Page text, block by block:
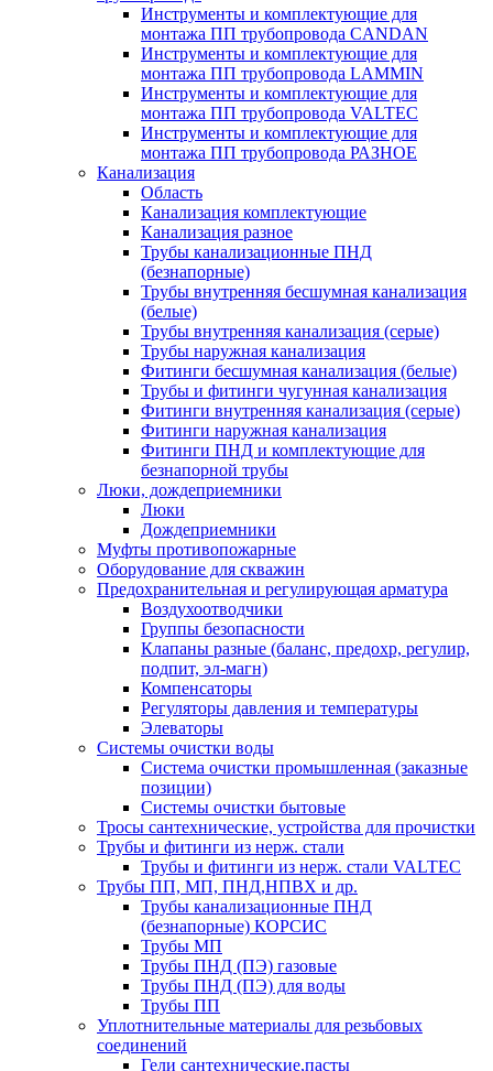
Инструменты и комплектующие для
монтажа ПП трубопровода CANDAN
Инструменты и комплектующие для
монтажа ПП трубопровода LAMMIN
Инструменты и комплектующие для
монтажа ПП трубопровода VALTEC
Инструменты и комплектующие для
монтажа ПП трубопровода РАЗНОЕ
Канализация
Область
Канализация комплектующие
Канализация разное
Трубы канализационные ПНД
(безнапорные)
Трубы внутренняя бесшумная канализация
(белые)
Трубы внутренняя канализация (серые)
Трубы наружная канализация
Фитинги бесшумная канализация (белые)
Трубы и фитинги чугунная канализация
Фитинги внутренняя канализация (серые)
Фитинги наружная канализация
Фитинги ПНД и комплектующие для
безнапорной трубы
Люки, дождеприемники
Люки
Дождеприемники
Муфты противопожарные
Оборудование для скважин
Предохранительная и регулирующая арматура
Воздухоотводчики
Группы безопасности
Клапаны разные (баланс, предохр, регулир,
подпит, эл-магн)
Компенсаторы
Регуляторы давления и температуры
Элеваторы
Системы очистки воды
Система очистки промышленная (заказные
позиции)
Системы очистки бытовые
Тросы сантехнические, устройства для прочистки
Трубы и фитинги из нерж. стали
Трубы и фитинги из нерж. стали VALTEC
Трубы ПП, МП, ПНД,НПВХ и др.
Трубы канализационные ПНД
(безнапорные) КОРСИС
Трубы МП
Трубы ПНД (ПЭ) газовые
Трубы ПНД (ПЭ) для воды
Трубы ПП
Уплотнительные материалы для резьбовых
соединений
Гели сантехнические,пасты